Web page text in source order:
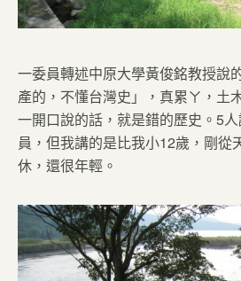
一委員轉述中原大學黃俊銘教授說
產的，不懂台灣史」，真累ㄚ，土
一開口說的話，就是錯的歷史。5
員，但我講的是比我小12歲，剛從
休，還很年輕。